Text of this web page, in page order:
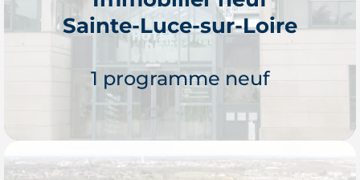
Je découvre
Sainte-Luce-sur-Loire
1 programme neuf